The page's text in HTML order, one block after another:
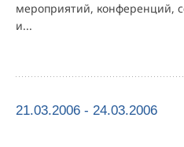
мероприятий, конференций,
и...
21.03.2006 - 24.03.2006